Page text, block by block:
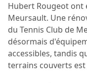
Hubert Rougeot ont
Meursault. Une
du Tennis Club de
désormais
accessibles, tandis
terrains couverts est